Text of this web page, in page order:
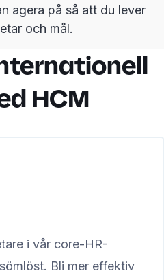
agera på så att du lever
och mål.
HCM
i vår core-HR-
Bli mer effektiv